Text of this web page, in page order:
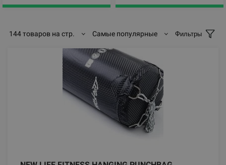
144 товаров на стр. Самые популярные Фильтры